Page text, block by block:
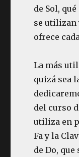
de Sol,
se utilizan
ofrece
La más
quizá sea
del curso
utiliza en
Fa y la
de Do,